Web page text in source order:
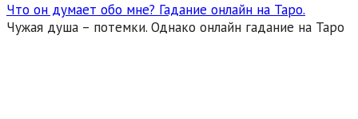
Что он думает обо мне? Гадание онлайн на Таро.
Чужая душа – потемки. Однако онлайн гадание на Таро